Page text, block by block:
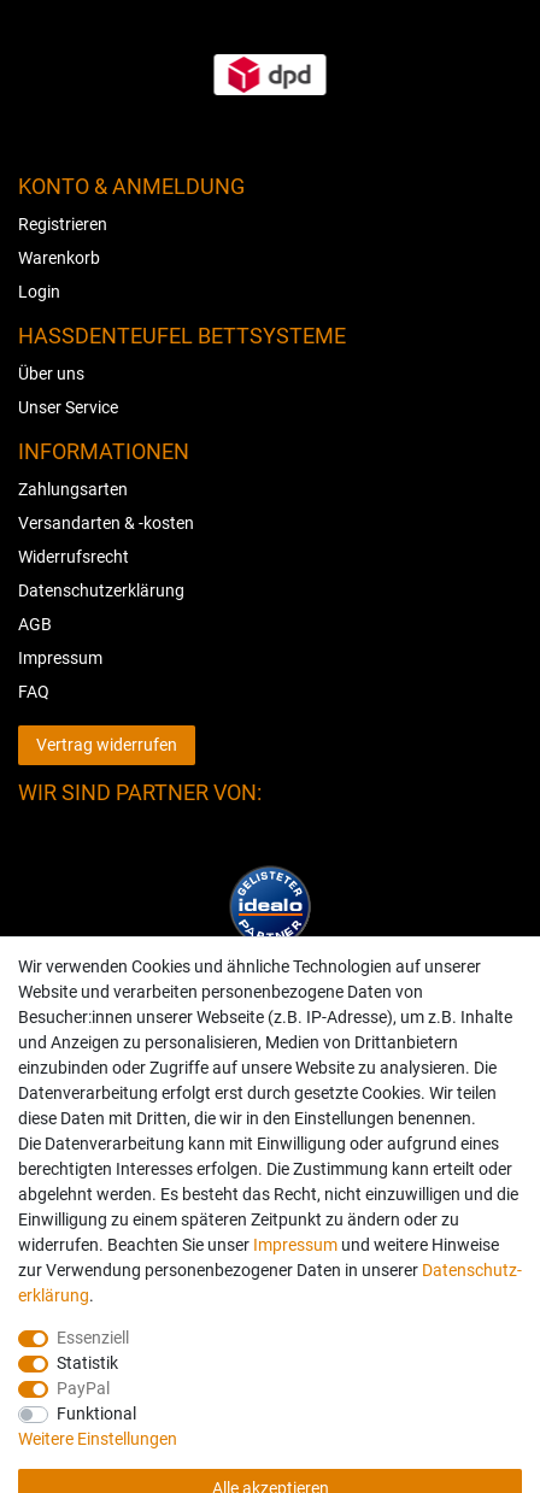
KONTO & ANMELDUNG
Registrieren
Warenkorb
Login
HASSDENTEUFEL BETTSYSTEME
Über uns
Unser Service
INFORMATIONEN
Zahlungsarten
Versandarten & -kosten
Widerrufsrecht
Datenschutzerklärung
AGB
Impressum
FAQ
Vertrag widerrufen
WIR SIND PARTNER VON:
Folgen Sie uns auch auf:
Wir verwenden Cookies und ähnliche Technologien auf unserer
Website und verarbeiten personenbezogene Daten von
Besucher:innen unserer Webseite (z.B. IP-Adresse), um z.B. Inhalte
und Anzeigen zu personalisieren, Medien von Drittanbietern
einzubinden oder Zugriffe auf unsere Website zu analysieren. Die
Datenverarbeitung erfolgt erst durch gesetzte Cookies. Wir teilen
diese Daten mit Dritten, die wir in den Einstellungen benennen.
Die Datenverarbeitung kann mit Einwilligung oder aufgrund eines
berechtigten Interesses erfolgen. Die Zustimmung kann erteilt oder
abgelehnt werden. Es besteht das Recht, nicht einzuwilligen und die
Einwilligung zu einem späteren Zeitpunkt zu ändern oder zu
widerrufen. Beachten Sie unser Impressum und weitere Hinweise
zur Verwendung personenbezogener Daten in unserer Daten­schutz­
erklärung.
Essenziell
Statistik
PayPal
Funktional
Weitere Einstellungen
Alle akzeptieren